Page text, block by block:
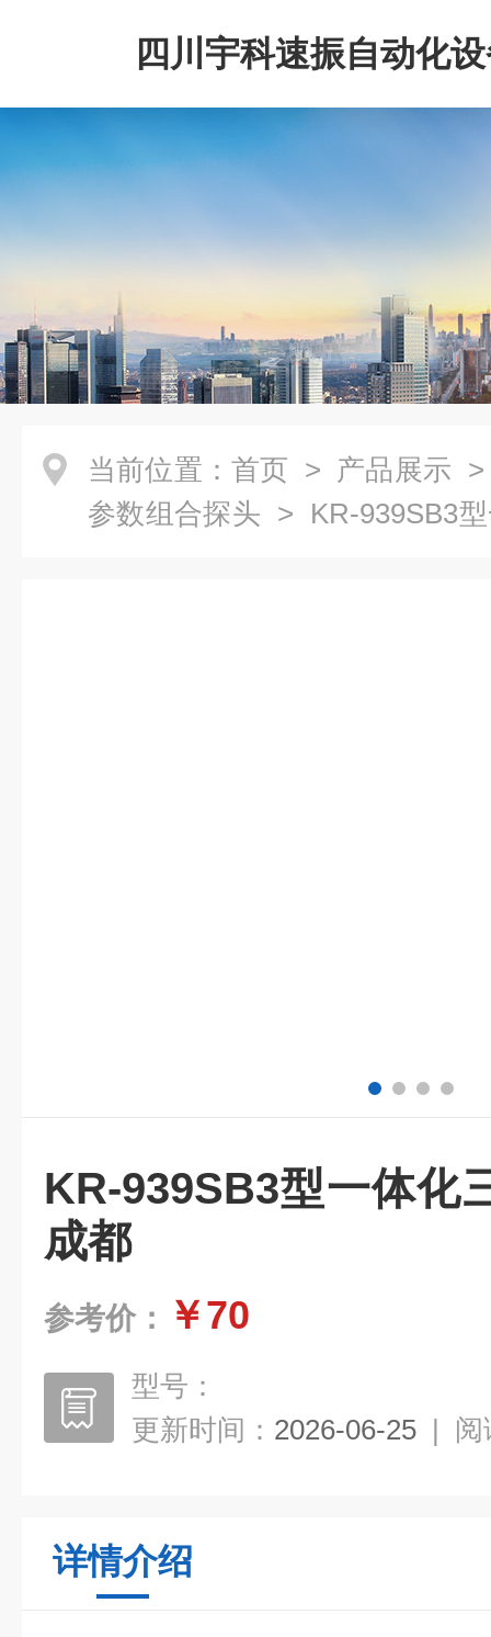
四川宇科速振自动化
公司
当前位置： 首页 > 产品展示
参数组合探头 > KR-939SB3
KR-939SB3型一体化
成都
参考价： ￥70
型号：
更新时间： 2026-06-25 | 阅
详情介绍